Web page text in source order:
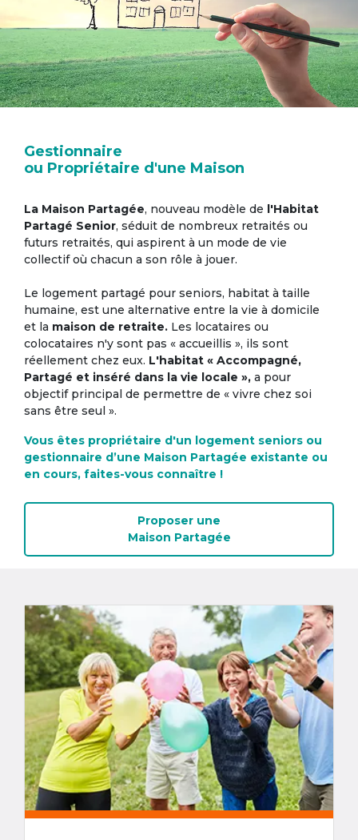
Gestionnaire
ou Propriétaire d'une Maison
La Maison Partagée, nouveau modèle de l'Habitat
Partagé Senior, séduit de nombreux retraités ou
futurs retraités, qui aspirent à un mode de vie
collectif où chacun a son rôle à jouer.
Le logement partagé pour seniors, habitat à taille
humaine, est une alternative entre la vie à domicile
et la maison de retraite. Les locataires ou
colocataires n'y sont pas « accueillis », ils sont
réellement chez eux. L'habitat « Accompagné,
Partagé et inséré dans la vie locale », a pour
objectif principal de permettre de « vivre chez soi
sans être seul ».
Vous êtes propriétaire d'un logement seniors ou
gestionnaire d’une Maison Partagée existante ou
en cours, faites-vous connaître !
Proposer une
Maison Partagée